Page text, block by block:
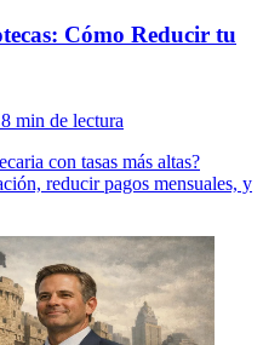
Cómo Reducir tu
8 min de lectura
con tasas más altas?
reducir pagos mensuales, y